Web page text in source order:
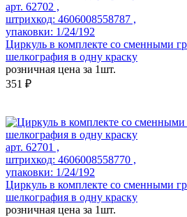
арт. 62702 ,
штрихкод: 4606008558787 ,
упаковки: 1/24/192
Циркуль в комплекте со сменными
шелкография в одну краску
розничная цена за 1шт.
351 ₽
арт. 62701 ,
штрихкод: 4606008558770 ,
упаковки: 1/24/192
Циркуль в комплекте со сменными
шелкография в одну краску
розничная цена за 1шт.